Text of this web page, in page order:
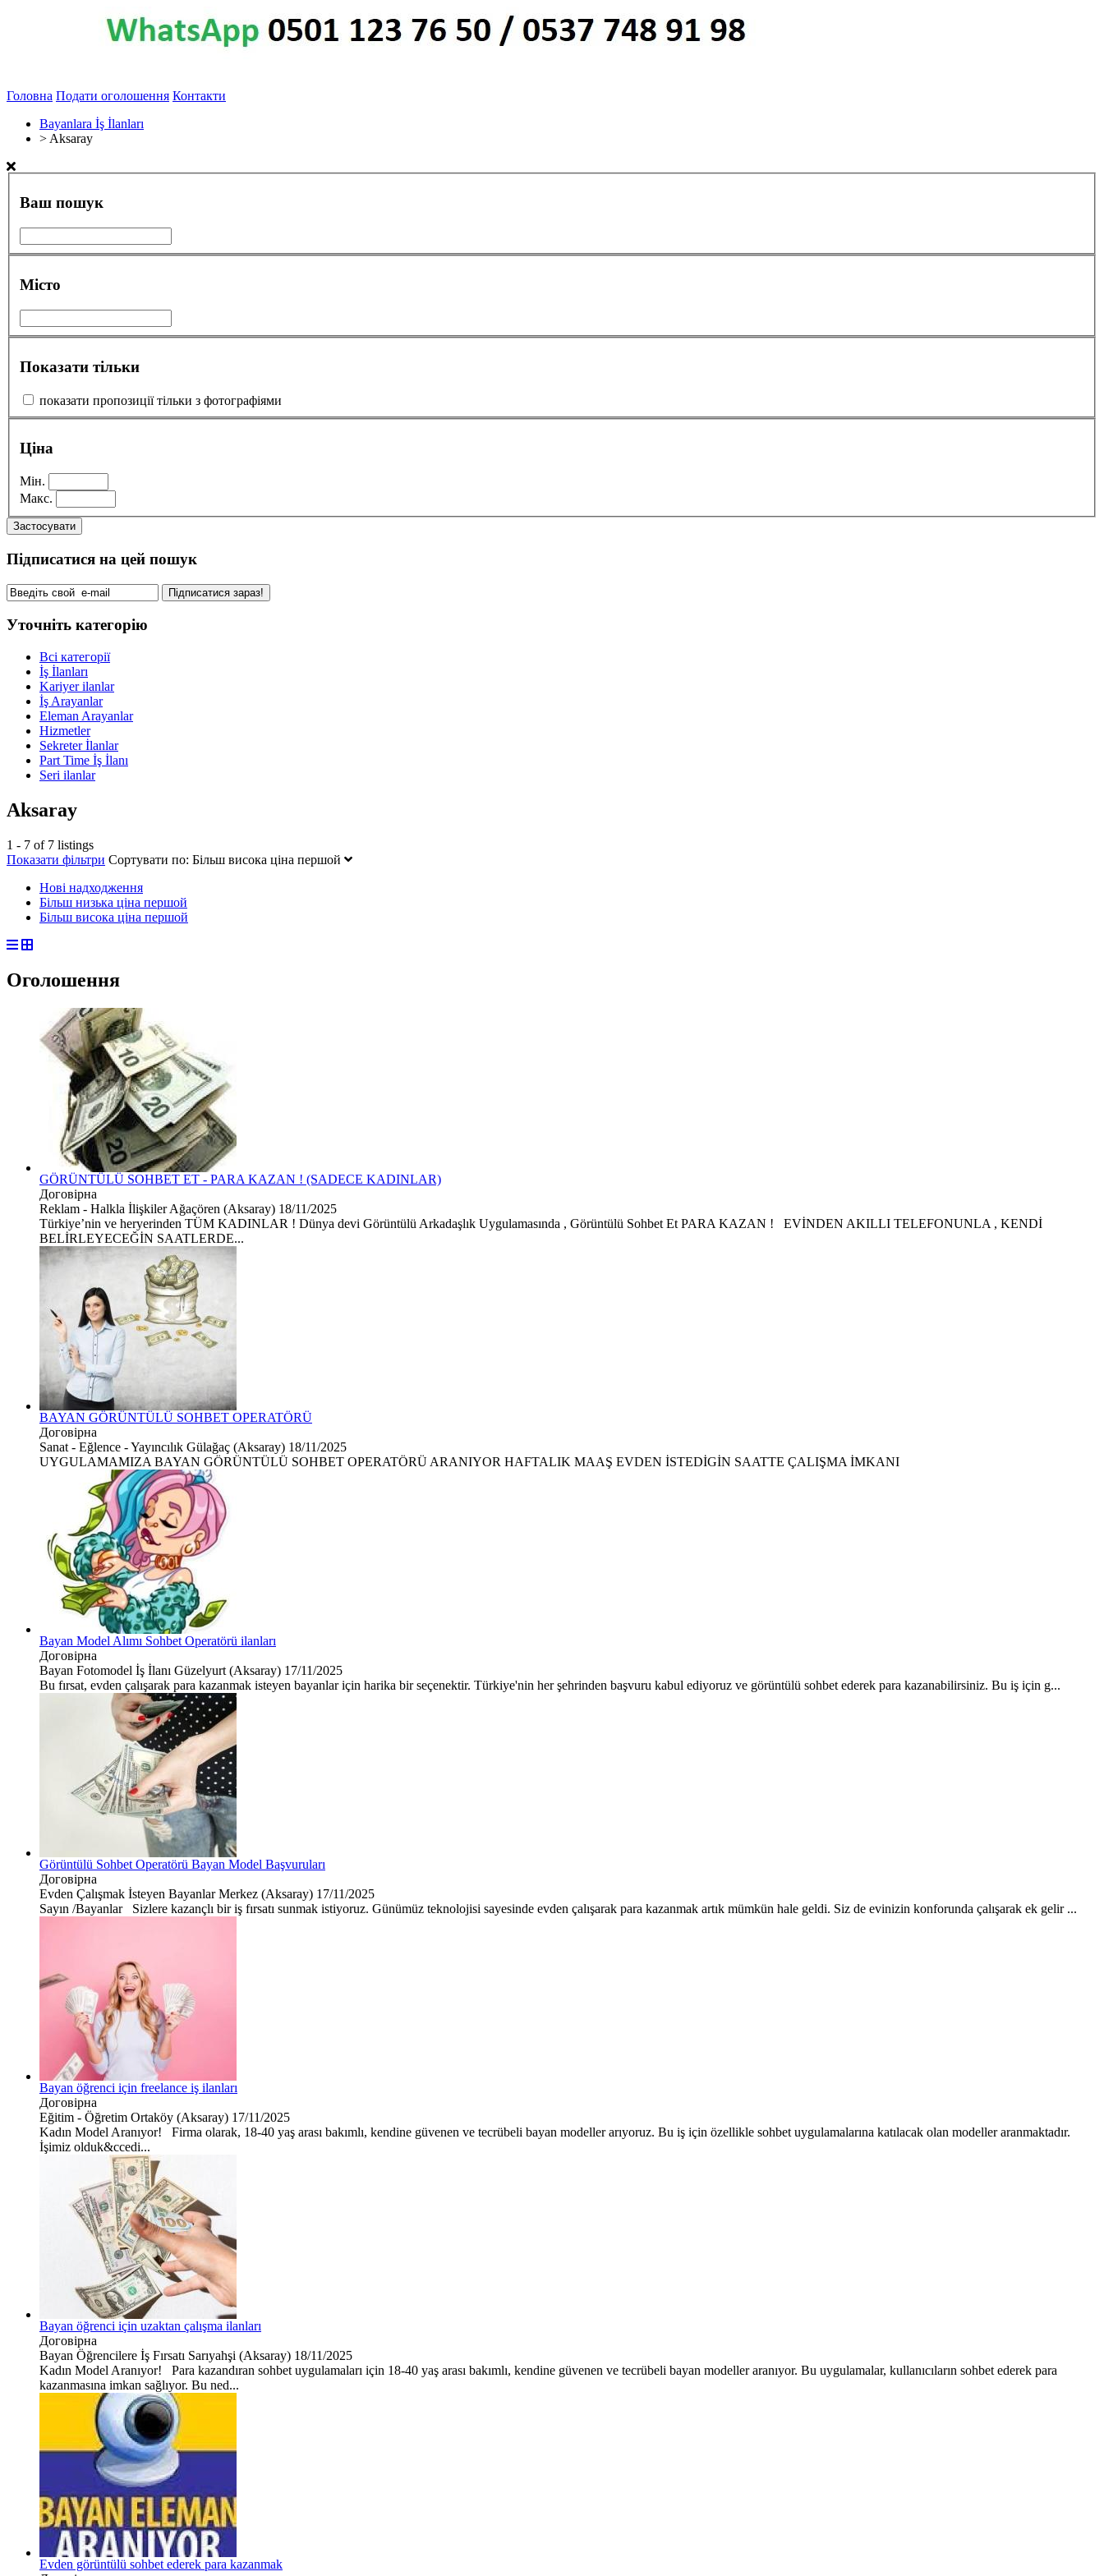
Головна Подати оголошення Контакти
Bayanlara İş İlanları
> Aksaray
Ваш пошук
Місто
Показати тільки
показати пропозиції тільки з фотографіями
Ціна
Мін.
Макс.
Застосувати
Підписатися на цей пошук
Підписатися зараз!
Уточніть категорію
Всі категорії
İş İlanları
Kariyer ilanlar
İş Arayanlar
Eleman Arayanlar
Hizmetler
Sekreter İlanlar
Part Time İş İlanı
Seri ilanlar
Aksaray
1 - 7 of 7 listings
Показати фільтри Сортувати по: Більш висока ціна першой
Нові надходження
Більш низька ціна першой
Більш висока ціна першой
Оголошення
GÖRÜNTÜLÜ SOHBET ET - PARA KAZAN ! (SADECE KADINLAR)
Договірна
Reklam - Halkla İlişkiler Ağaçören (Aksaray) 18/11/2025
Türkiye’nin ve heryerinden TÜM KADINLAR ! Dünya devi Görüntülü Arkadaşlık Uygulamasında , Görüntülü Sohbet Et PARA KAZAN ! EVİNDEN AKILLI TELEFONUNLA , KENDİ
BELİRLEYECEĞİN SAATLERDE...
BAYAN GÖRÜNTÜLÜ SOHBET OPERATÖRÜ
Договірна
Sanat - Eğlence - Yayıncılık Gülağaç (Aksaray) 18/11/2025
UYGULAMAMIZA BAYAN GÖRÜNTÜLÜ SOHBET OPERATÖRÜ ARANIYOR HAFTALIK MAAŞ EVDEN İSTEDİGİN SAATTE ÇALIŞMA İMKANI
Bayan Model Alımı Sohbet Operatörü ilanları
Договірна
Bayan Fotomodel İş İlanı Güzelyurt (Aksaray) 17/11/2025
Bu fırsat, evden çalışarak para kazanmak isteyen bayanlar için harika bir seçenektir. Türkiye'nin her şehrinden başvuru kabul ediyoruz ve görüntülü sohbet ederek para kazanabilirsiniz. Bu iş için g...
Görüntülü Sohbet Operatörü Bayan Model Başvuruları
Договірна
Evden Çalışmak İsteyen Bayanlar Merkez (Aksaray) 17/11/2025
Sayın /Bayanlar Sizlere kazançlı bir iş fırsatı sunmak istiyoruz. Günümüz teknolojisi sayesinde evden çalışarak para kazanmak artık mümkün hale geldi. Siz de evinizin konforunda çalışarak ek gelir ...
Bayan öğrenci için freelance iş ilanları
Договірна
Eğitim - Öğretim Ortaköy (Aksaray) 17/11/2025
Kadın Model Aranıyor! Firma olarak, 18-40 yaş arası bakımlı, kendine güvenen ve tecrübeli bayan modeller arıyoruz. Bu iş için özellikle sohbet uygulamalarına katılacak olan modeller aranmaktadır.
İşimiz olduk&ccedi...
Bayan öğrenci için uzaktan çalışma ilanları
Договірна
Bayan Öğrencilere İş Fırsatı Sarıyahşi (Aksaray) 18/11/2025
Kadın Model Aranıyor! Para kazandıran sohbet uygulamaları için 18-40 yaş arası bakımlı, kendine güvenen ve tecrübeli bayan modeller aranıyor. Bu uygulamalar, kullanıcıların sohbet ederek para
kazanmasına imkan sağlıyor. Bu ned...
Evden görüntülü sohbet ederek para kazanmak